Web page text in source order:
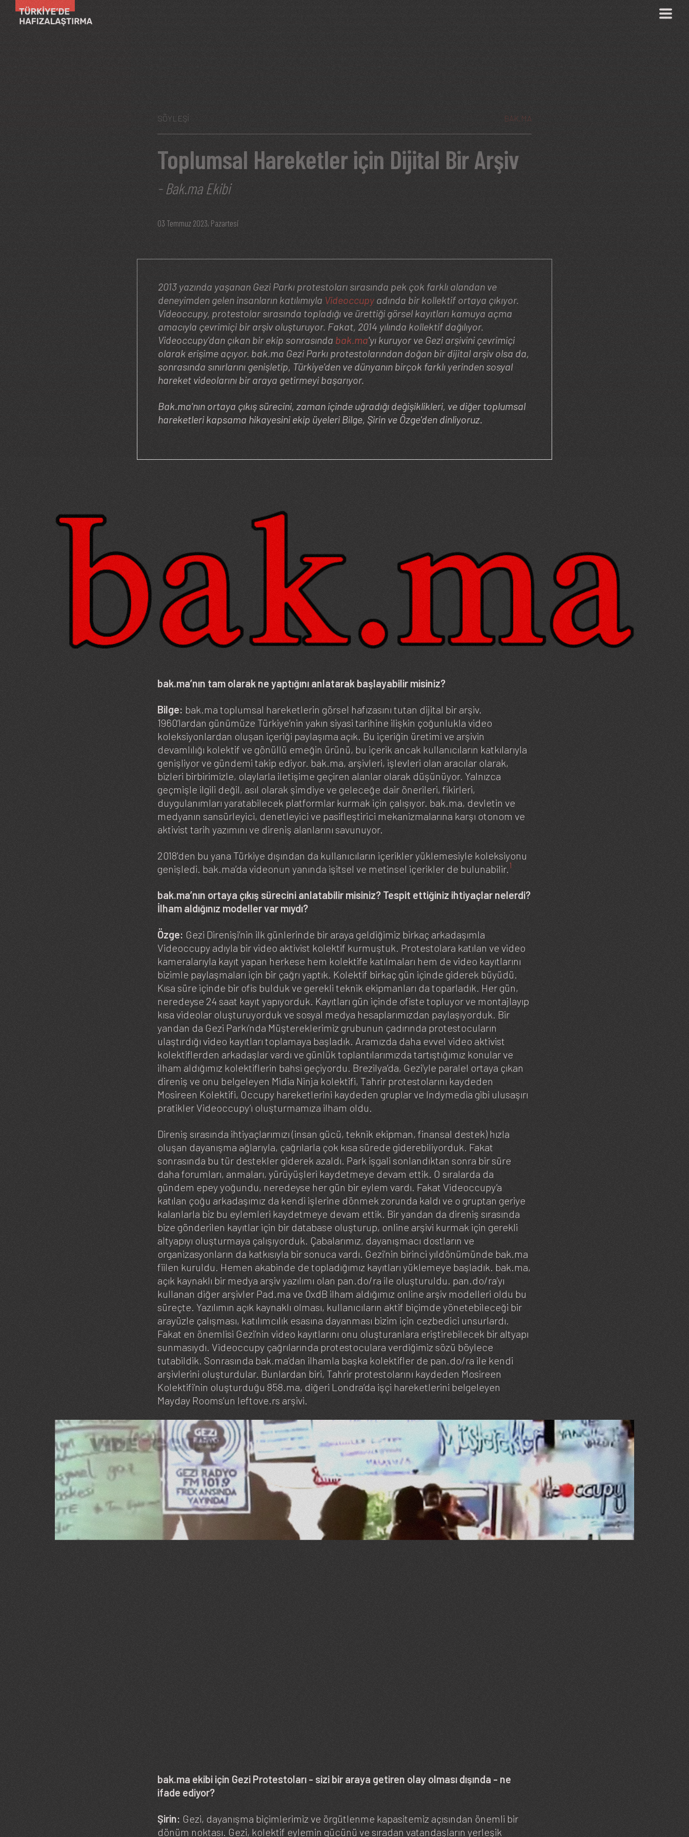
SÖYLEŞI BAK.MA
Toplumsal Hareketler için Dijital Bir Arşiv
- Bak.ma Ekibi
03 Temmuz 2023, Pazartesi
2013 yazında yaşanan Gezi Parkı protestoları sırasında pek çok farklı alandan ve
deneyimden gelen insanların katılımıyla Videoccupy adında bir kollektif ortaya çıkıyor.
Videoccupy, protestolar sırasında topladığı ve ürettiği görsel kayıtları kamuya açma
amacıyla çevrimiçi bir arşiv oluşturuyor. Fakat, 2014 yılında kollektif dağılıyor.
Videoccupy'dan çıkan bir ekip sonrasında bak.ma'yı kuruyor ve Gezi arşivini çevrimiçi
olarak erişime açıyor. bak.ma Gezi Parkı protestolarından doğan bir dijital arşiv olsa da,
sonrasında sınırlarını genişletip, Türkiye'den ve dünyanın birçok farklı yerinden sosyal
hareket videolarını bir araya getirmeyi başarıyor.
Bak.ma'nın ortaya çıkış sürecini, zaman içinde uğradığı değişiklikleri, ve diğer toplumsal
hareketleri kapsama hikayesini ekip üyeleri Bilge, Şirin ve Özge'den dinliyoruz.
Image
bak.ma’nın tam olarak ne yaptığını anlatarak başlayabilir misiniz?
Bilge: bak.ma toplumsal hareketlerin görsel hafızasını tutan dijital bir arşiv.
1960’lardan günümüze Türkiye’nin yakın siyasi tarihine ilişkin çoğunlukla video
koleksiyonlardan oluşan içeriği paylaşıma açık. Bu içeriğin üretimi ve arşivin
devamlılığı kolektif ve gönüllü emeğin ürünü, bu içerik ancak kullanıcıların katkılarıyla
genişliyor ve gündemi takip ediyor. bak.ma, arşivleri, işlevleri olan aracılar olarak,
bizleri birbirimizle, olaylarla iletişime geçiren alanlar olarak düşünüyor. Yalnızca
geçmişle ilgili değil, asıl olarak şimdiye ve geleceğe dair önerileri, fikirleri,
duygulanımları yaratabilecek platformlar kurmak için çalışıyor. bak.ma, devletin ve
medyanın sansürleyici, denetleyici ve pasifleştirici mekanizmalarına karşı otonom ve
aktivist tarih yazımını ve direniş alanlarını savunuyor.
2018'den bu yana Türkiye dışından da kullanıcıların içerikler yüklemesiyle koleksiyonu
genişledi. bak.ma’da videonun yanında işitsel ve metinsel içerikler de bulunabilir.1
bak.ma’nın ortaya çıkış sürecini anlatabilir misiniz? Tespit ettiğiniz ihtiyaçlar nelerdi?
İlham aldığınız modeller var mıydı?
Özge: Gezi Direnişi’nin ilk günlerinde bir araya geldiğimiz birkaç arkadaşımla
Videoccupy adıyla bir video aktivist kolektif kurmuştuk. Protestolara katılan ve video
kameralarıyla kayıt yapan herkese hem kolektife katılmaları hem de video kayıtlarını
bizimle paylaşmaları için bir çağrı yaptık. Kolektif birkaç gün içinde giderek büyüdü.
Kısa süre içinde bir ofis bulduk ve gerekli teknik ekipmanları da toparladık. Her gün,
neredeyse 24 saat kayıt yapıyorduk. Kayıtları gün içinde ofiste topluyor ve montajlayıp
kısa videolar oluşturuyorduk ve sosyal medya hesaplarımızdan paylaşıyorduk. Bir
yandan da Gezi Parkı’nda Müştereklerimiz grubunun çadırında protestocuların
ulaştırdığı video kayıtları toplamaya başladık. Aramızda daha evvel video aktivist
kolektiflerden arkadaşlar vardı ve günlük toplantılarımızda tartıştığımız konular ve
ilham aldığımız kolektiflerin bahsi geçiyordu. Brezilya’da, Gezi’yle paralel ortaya çıkan
direniş ve onu belgeleyen Midia Ninja kolektifi, Tahrir protestolarını kaydeden
Mosireen Kolektifi, Occupy hareketlerini kaydeden gruplar ve Indymedia gibi ulusaşırı
pratikler Videoccupy’ı oluşturmamıza ilham oldu.
Direniş sırasında ihtiyaçlarımızı (insan gücü, teknik ekipman, finansal destek) hızla
oluşan dayanışma ağlarıyla, çağrılarla çok kısa sürede giderebiliyorduk. Fakat
sonrasında bu tür destekler giderek azaldı. Park işgali sonlandıktan sonra bir süre
daha forumları, anmaları, yürüyüşleri kaydetmeye devam ettik. O sıralarda da
gündem epey yoğundu, neredeyse her gün bir eylem vardı. Fakat Videoccupy’a
katılan çoğu arkadaşımız da kendi işlerine dönmek zorunda kaldı ve o gruptan geriye
kalanlarla biz bu eylemleri kaydetmeye devam ettik. Bir yandan da direniş sırasında
bize gönderilen kayıtlar için bir database oluşturup, online arşivi kurmak için gerekli
altyapıyı oluşturmaya çalışıyorduk. Çabalarımız, dayanışmacı dostların ve
organizasyonların da katkısıyla bir sonuca vardı. Gezi’nin birinci yıldönümünde bak.ma
fiilen kuruldu. Hemen akabinde de topladığımız kayıtları yüklemeye başladık. bak.ma,
açık kaynaklı bir medya arşiv yazılımı olan pan.do/ra ile oluşturuldu. pan.do/ra’yı
kullanan diğer arşivler Pad.ma ve 0xdB ilham aldığımız online arşiv modelleri oldu bu
süreçte. Yazılımın açık kaynaklı olması, kullanıcıların aktif biçimde yönetebileceği bir
arayüzle çalışması, katılımcılık esasına dayanması bizim için cezbedici unsurlardı.
Fakat en önemlisi Gezi’nin video kayıtlarını onu oluşturanlara eriştirebilecek bir altyapı
sunmasıydı. Videoccupy çağrılarında protestoculara verdiğimiz sözü böylece
tutabildik. Sonrasında bak.ma’dan ilhamla başka kolektifler de pan.do/ra ile kendi
arşivlerini oluşturdular. Bunlardan biri, Tahrir protestolarını kaydeden Mosireen
Kolektifi’nin oluşturduğu 858.ma, diğeri Londra’da işçi hareketlerini belgeleyen
Mayday Rooms’un leftove.rs arşivi.
Image
bak.ma ekibi için Gezi Protestoları - sizi bir araya getiren olay olması dışında - ne
ifade ediyor?
Şirin: Gezi, dayanışma biçimlerimiz ve örgütlenme kapasitemiz açısından önemli bir
dönüm noktası. Gezi, kolektif eylemin gücünü ve sıradan vatandaşların yerleşik